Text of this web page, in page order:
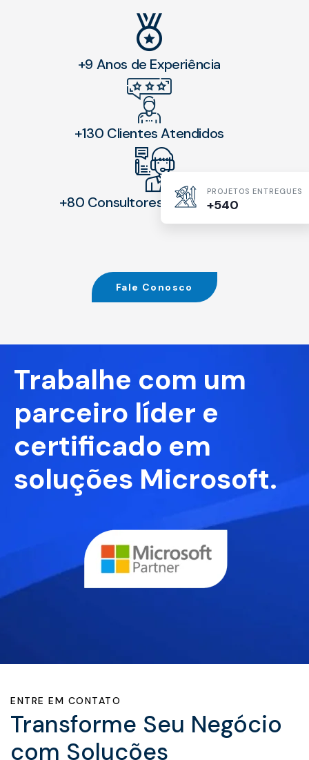
+9 Anos de Experiência
+130 Clientes Atendidos
+80 Consultores Especializados
PROJETOS ENTREGUES
+540
Fale Conosco
Trabalhe com um
parceiro líder e
certificado em
soluções Microsoft.
ENTRE EM CONTATO
Transforme Seu Negócio
com Soluções